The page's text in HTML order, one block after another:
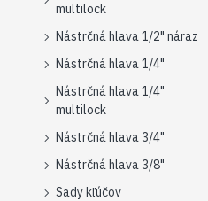
multilock
Nástrčná hlava 1/2" náraz
Nástrčná hlava 1/4"
Nástrčná hlava 1/4"
multilock
Nástrčná hlava 3/4"
Nástrčná hlava 3/8"
Sady kľúčov